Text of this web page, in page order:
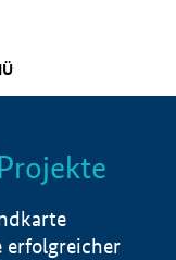
Info
erfolgreicher